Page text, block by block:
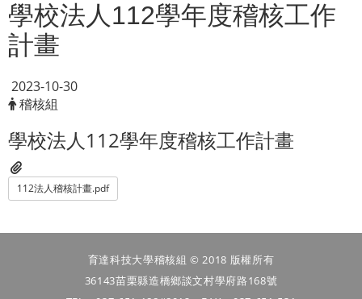
學校法人112學年度稽核工作
計畫
2023-10-30
稽核組
學校法人112學年度稽核工作計畫
112法人稽核計畫.pdf
育達科技大學稽核組 © 2018 版權所有
36143苗栗縣造橋鄉談文村學府路168號